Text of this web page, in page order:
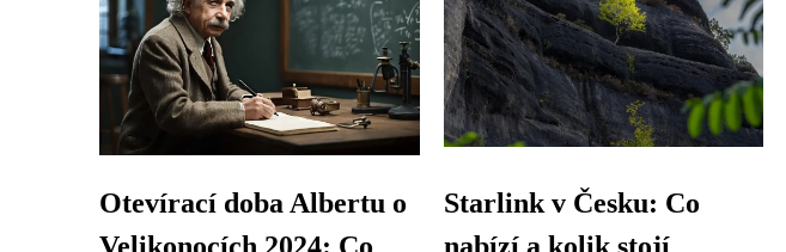
Otevírací doba Albertu o
Velikonocích 2024: Co
Starlink v Česku: Co
nabízí a kolik stojí